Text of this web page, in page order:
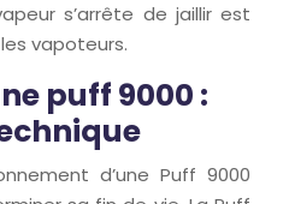
s’arrête de jaillir est
vapoteurs.
puff 9000 :
d’une Puff 9000